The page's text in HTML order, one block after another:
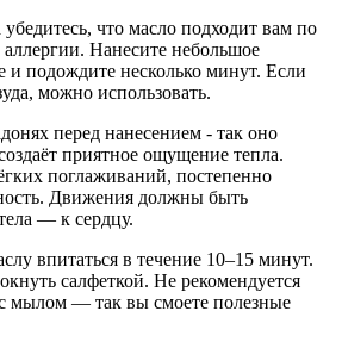
что масло подходит вам по
аллергии. Нанесите небольшое
и подождите несколько минут. Если
можно использовать.
перед нанесением - так оно
приятное ощущение тепла.
поглаживаний, постепенно
Движения должны быть
— к сердцу.
впитаться в течение 10–15 минут.
салфеткой. Не рекомендуется
мылом — так вы смоете полезные